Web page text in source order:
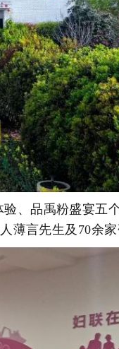
、品禹粉盛宴五
言先生及70余家